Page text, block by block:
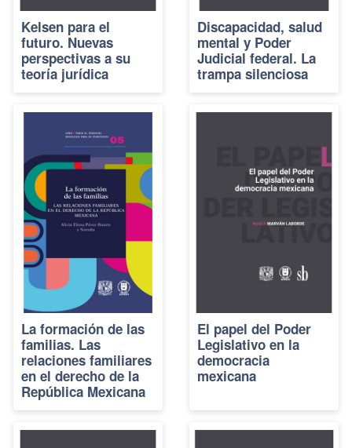
Kelsen para el
futuro. Nuevas
perspectivas a su
teoría jurídica
Discapacidad, salud
mental y Poder
Judicial federal. La
trampa silenciosa
La formación de las
familias. Las
relaciones familiares
en el derecho de la
República Mexicana
El papel del Poder
Legislativo en la
democracia
mexicana